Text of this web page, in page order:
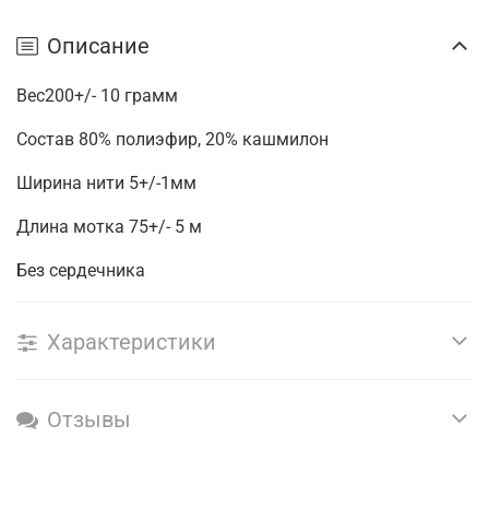
Описание
Вес200+/- 10 грамм
Состав 80% полиэфир, 20% кашмилон
Ширина нити 5+/-1мм
Длина мотка 75+/- 5 м
Без сердечника
Характеристики
Отзывы